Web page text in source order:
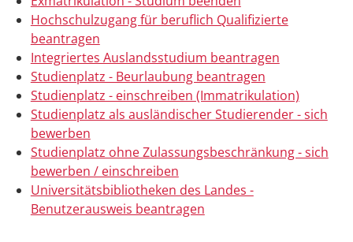
Hochschulzugang für beruflich Qualifizierte
beantragen
Integriertes Auslandsstudium beantragen
Studienplatz - Beurlaubung beantragen
Studienplatz - einschreiben (Immatrikulation)
Studienplatz als ausländischer Studierender - sich
bewerben
Studienplatz ohne Zulassungsbeschränkung - sich
bewerben / einschreiben
Universitätsbibliotheken des Landes -
Benutzerausweis beantragen